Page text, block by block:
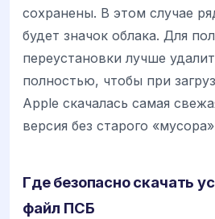
сохранены. В этом случае
будет значок облака. Для
переустановки лучше
полностью, чтобы при
Apple скачалась самая
версия без старого
Где безопасно скачать
файл ПСБ